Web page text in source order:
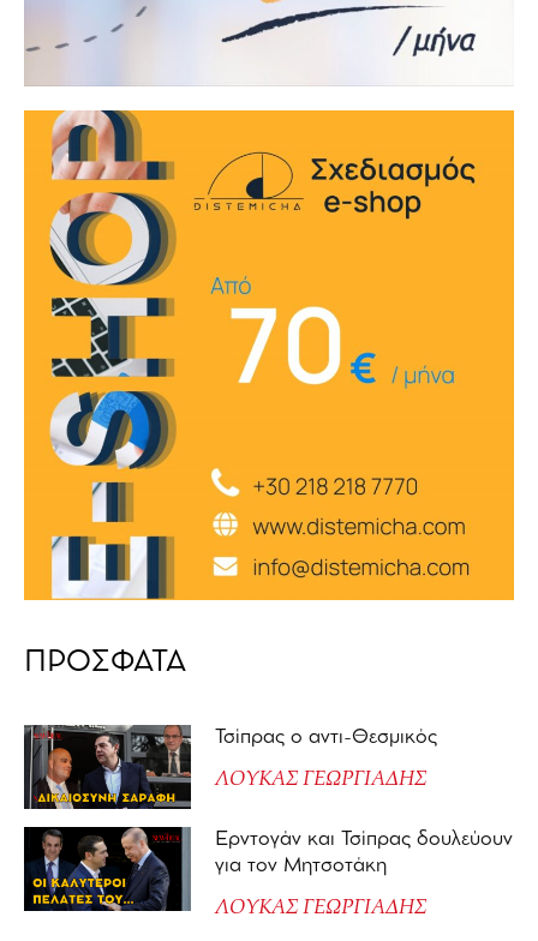
ΠΡΟΣΦΑΤΑ
Τσίπρας ο αντι-Θεσμικός
ΛΟΥΚΑΣ ΓΕΩΡΓΙΑΔΗΣ
Ερντογάν και Τσίπρας δουλεύουν
για τον Μητσοτάκη
ΛΟΥΚΑΣ ΓΕΩΡΓΙΑΔΗΣ